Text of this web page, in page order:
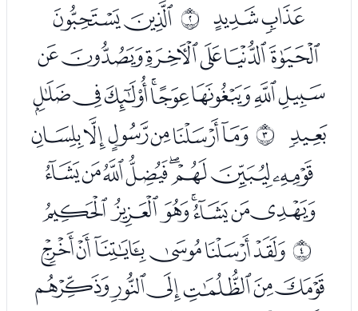
ﮁﮂ ﰁ ﮄﮅ
ﮆﮇﮈﮉﮊﮋ
ﮌﮍﮎﮏﮐﮑﮒﮓ
ﮔ ﰂﮖﮗﮘﮙﮚﮛ
ﮜﮝﮞﮟﮠﮡﮢﮣ
ﮤﮥﮦﮧﮨﮩﮪ
ﰃﮬﮭﮮﮯﮰﮱ
ﯓﯔﯕﯖﯗﯘ